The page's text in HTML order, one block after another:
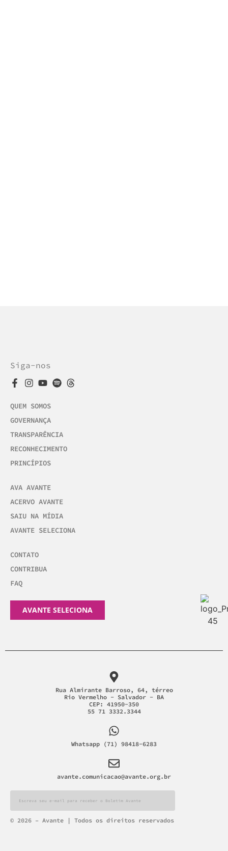
Siga-nos
QUEM SOMOS
GOVERNANÇA
TRANSPARÊNCIA
RECONHECIMENTO
PRINCÍPIOS
AVA AVANTE
ACERVO AVANTE
SAIU NA MÍDIA
AVANTE SELECIONA
CONTATO
CONTRIBUA
FAQ
AVANTE SELECIONA
Rua Almirante Barroso, 64, térreo
Rio Vermelho - Salvador - BA
CEP: 41950-350
55 71 3332.3344
Whatsapp (71) 98418-6283
avante.comunicacao@avante.org.br
Alternative:
© 2026 – Avante | Todos os direitos reservados